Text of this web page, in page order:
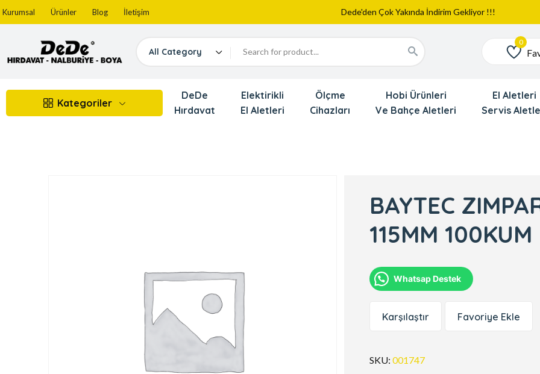
Kurumsal Ürünler Blog İletişim
Web Sitemiz Yayında
Yeni Eklenen Ürünlerimizi İnceledinizmi ?
All Category Favoriler
Kategoriler
DeDe
Hırdavat
Elektirikli
El Aletleri
Ölçme
Cihazları
Hobi Ürünleri
Ve Bahçe Aletleri
El Aletleri
Servis
BAYTEC
115MM
Whatsap Destek
Karşılaştır Favoriye Ekle
SKU:001747